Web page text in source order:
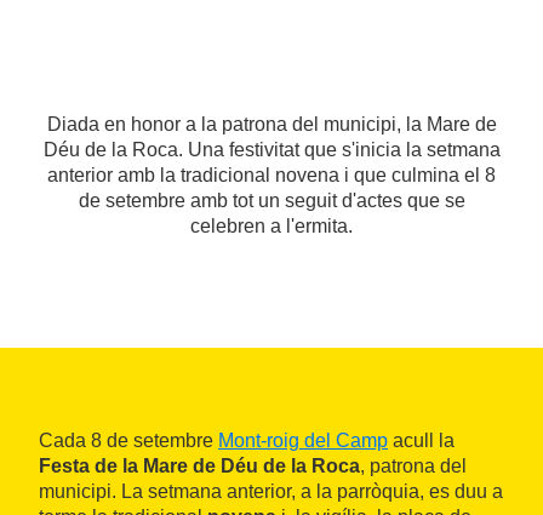
Diada en honor a la patrona del municipi, la Mare de
Déu de la Roca. Una festivitat que s'inicia la setmana
anterior amb la tradicional novena i que culmina el 8
de setembre amb tot un seguit d'actes que se
celebren a l'ermita.
Cada 8 de setembre Mont-roig del Camp acull la
Festa de la Mare de Déu de la Roca, patrona del
municipi. La setmana anterior, a la parròquia, es duu a